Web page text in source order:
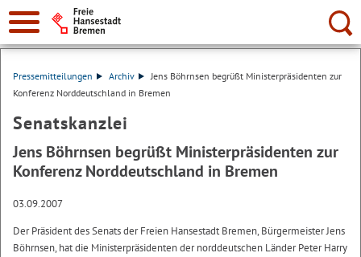
Suche:
Pressemitteilungen Archiv
Jens Böhrnsen begrüßt Ministerpräsidenten zur
Konferenz Norddeutschland in Bremen
Senatskanzlei
Jens Böhrnsen begrüßt Ministerpräsidenten zur
Konferenz Norddeutschland in Bremen
03.09.2007
Der Präsident des Senats der Freien Hansestadt Bremen, Bürgermeister Jens
Böhrnsen, hat die Ministerpräsidenten der norddeutschen Länder Peter Harry